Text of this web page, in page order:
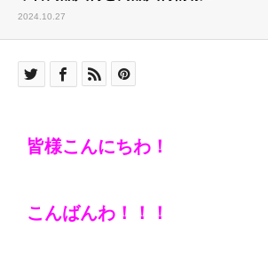
2024.10.27
皆様こんにちわ！
こんばんわ！！！